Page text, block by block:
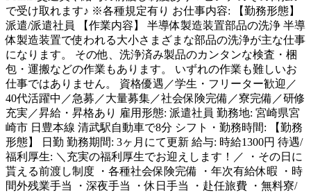
で受け取れます♪ ※各種規定有り お仕事内容: 【勤務形態】
派遣/派遣社員 【作業内容】 半導体製造装置部品の洗浄 半導
体製造装置で使われる大小さまざまな部品の洗浄が主な仕事
になります。 その他、洗浄済み製品のカンタンな検査・梱
包・運搬などの作業もあります。 いずれの作業も難しいお
仕事ではありません。 資格優遇／学生・フリーター歓迎／
40代活躍中／急募／大量募集／社会保険完備／寮完備／研修
充実／昇給・昇格あり 雇用形態: 派遣社員 勤務地: 宮崎県宮
崎市 日豊本線 清武駅自動車で8分 シフト・勤務時間: 【勤務
形態】 日勤 勤務期間: 3ヶ月にて更新 給与: 時給1300円 待遇/
福利厚生: ＼充実の福利厚生でお迎えします！／ ・その日に
貰える前渡し制度 ・各種社会保険完備 ・年次有給休暇 ・時
間外残業手当 ・深夜手当 ・休日手当 ・赴任旅費 ・無料寮/